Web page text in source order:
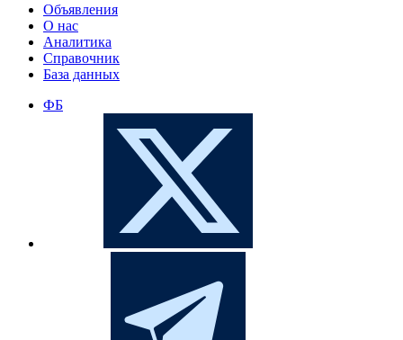
Объявления
О нас
Аналитика
Справочник
База данных
ФБ